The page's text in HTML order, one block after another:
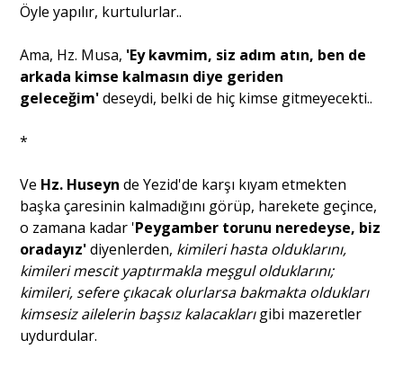
Öyle yapılır, kurtulurlar..
Ama, Hz. Musa, 'Ey kavmim, siz adım atın, ben de
arkada kimse kalmasın diye geriden
geleceğim'deseydi, belki de hiç kimse gitmeyecekti..
*
Ve Hz. Huseyn de Yezid'de karşı kıyam etmekten
başka çaresinin kalmadığını görüp, harekete geçince,
o zamana kadar 'Peygamber torunu neredeyse, biz
oradayız'diyenlerden, kimileri hasta olduklarını,
kimileri mescit yaptırmakla meşgul olduklarını;
kimileri, sefere çıkacak olurlarsa bakmakta oldukları
kimsesiz ailelerin başsız kalacaklarıgibi mazeretler
uydurdular.